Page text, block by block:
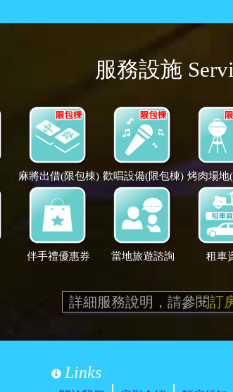
服務設施
麻將出借(限包棟) 歡唱設備(限包棟) 烤肉場地
伴手禮優惠券 當地旅遊諮詢 租車
詳細服務說明，請參閱訂
Links